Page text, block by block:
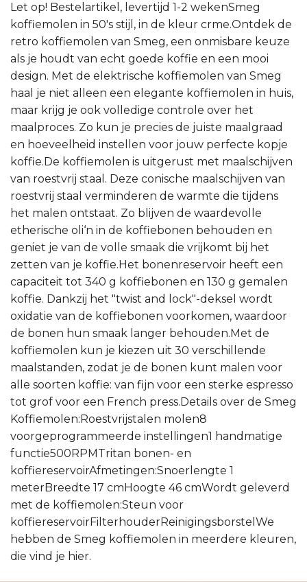
Let op! Bestelartikel, levertijd 1-2 wekenSmeg
koffiemolen in 50's stijl, in de kleur crme.Ontdek de
retro koffiemolen van Smeg, een onmisbare keuze
als je houdt van echt goede koffie en een mooi
design. Met de elektrische koffiemolen van Smeg
haal je niet alleen een elegante koffiemolen in huis,
maar krijg je ook volledige controle over het
maalproces. Zo kun je precies de juiste maalgraad
en hoeveelheid instellen voor jouw perfecte kopje
koffie.De koffiemolen is uitgerust met maalschijven
van roestvrij staal. Deze conische maalschijven van
roestvrij staal verminderen de warmte die tijdens
het malen ontstaat. Zo blijven de waardevolle
etherische oli‘n in de koffiebonen behouden en
geniet je van de volle smaak die vrijkomt bij het
zetten van je koffie.Het bonenreservoir heeft een
capaciteit tot 340 g koffiebonen en 130 g gemalen
koffie. Dankzij het "twist and lock"-deksel wordt
oxidatie van de koffiebonen voorkomen, waardoor
de bonen hun smaak langer behouden.Met de
koffiemolen kun je kiezen uit 30 verschillende
maalstanden, zodat je de bonen kunt malen voor
alle soorten koffie: van fijn voor een sterke espresso
tot grof voor een French press.Details over de Smeg
Koffiemolen:Roestvrijstalen molen8
voorgeprogrammeerde instellingen1 handmatige
functie500RPMTritan bonen- en
koffiereservoirAfmetingen:Snoerlengte 1
meterBreedte 17 cmHoogte 46 cmWordt geleverd
met de koffiemolen:Steun voor
koffiereservoirFilterhouderReinigingsborstelWe
hebben de Smeg koffiemolen in meerdere kleuren,
die vind je hier.